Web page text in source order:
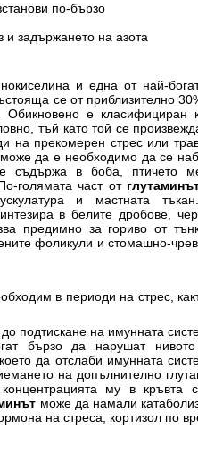
по-бързо
и задържането на азота
и една от най-
се от приблизително
Обикновено е класифициран
тъй като той се
на прекомерен стрес или
да е необходимо да се
съдържа в боба, птичето
голямата част от
и мастната
в белите дробове,
предимно за гориво от
фоликули и стомашно-
в периоди на стрес,
подтискане на имунната
бързо да нарушат
да отслаби имунната
на допълнително
му в кръвта
може да намали
на стреса, кортизол по